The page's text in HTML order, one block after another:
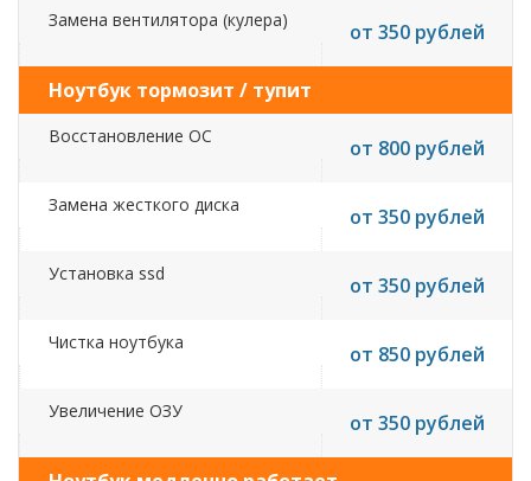
Замена вентилятора (кулера) от 350 рублей
Ноутбук тормозит / тупит
Восстановление ОС от 800 рублей
Замена жесткого диска от 350 рублей
Установка ssd от 350 рублей
Чистка ноутбука от 850 рублей
Увеличение ОЗУ от 350 рублей